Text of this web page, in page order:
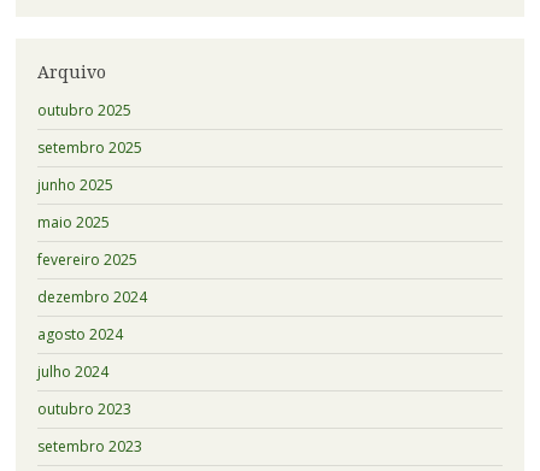
Arquivo
outubro 2025
setembro 2025
junho 2025
maio 2025
fevereiro 2025
dezembro 2024
agosto 2024
julho 2024
outubro 2023
setembro 2023